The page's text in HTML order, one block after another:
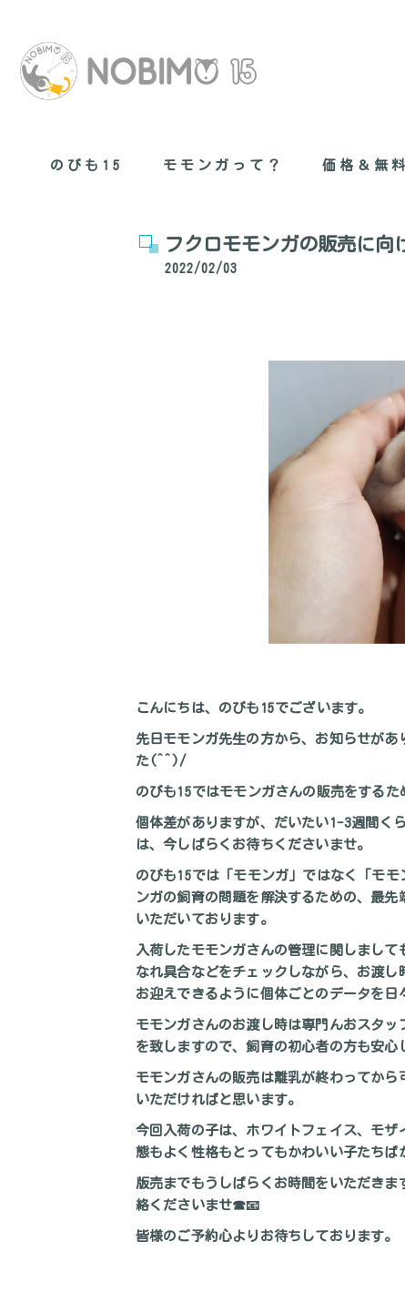
のびも15 モモンガって？ 価格＆無
フクロモモンガの販売に向
2022/02/03
こんにちは、のびも15でございます。
先日モモンガ先生の方から、お知らせが
た(^^)/
のびも15ではモモンガさんの販売をする
個体差がありますが、だいたい1-3週間く
は、今しばらくお待ちくださいませ。
のびも15では「モモンガ」ではなく「モ
ンガの飼育の問題を解決するための、最
いただいております。
入荷したモモンガさんの管理に関しまし
なれ具合などをチェックしながら、お渡
お迎えできるように個体ごとのデータを日
モモンガさんのお渡し時は専門んおスタ
を致しますので、飼育の初心者の方も安心
モモンガさんの販売は離乳が終わってか
いただければと思います。
今回入荷の子は、ホワイトフェイス、モ
態もよく性格もとってもかわいい子たち
版売までもうしばらくお時間をいただき
絡くださいませ☎📧
皆様のご予約心よりお待ちしております。